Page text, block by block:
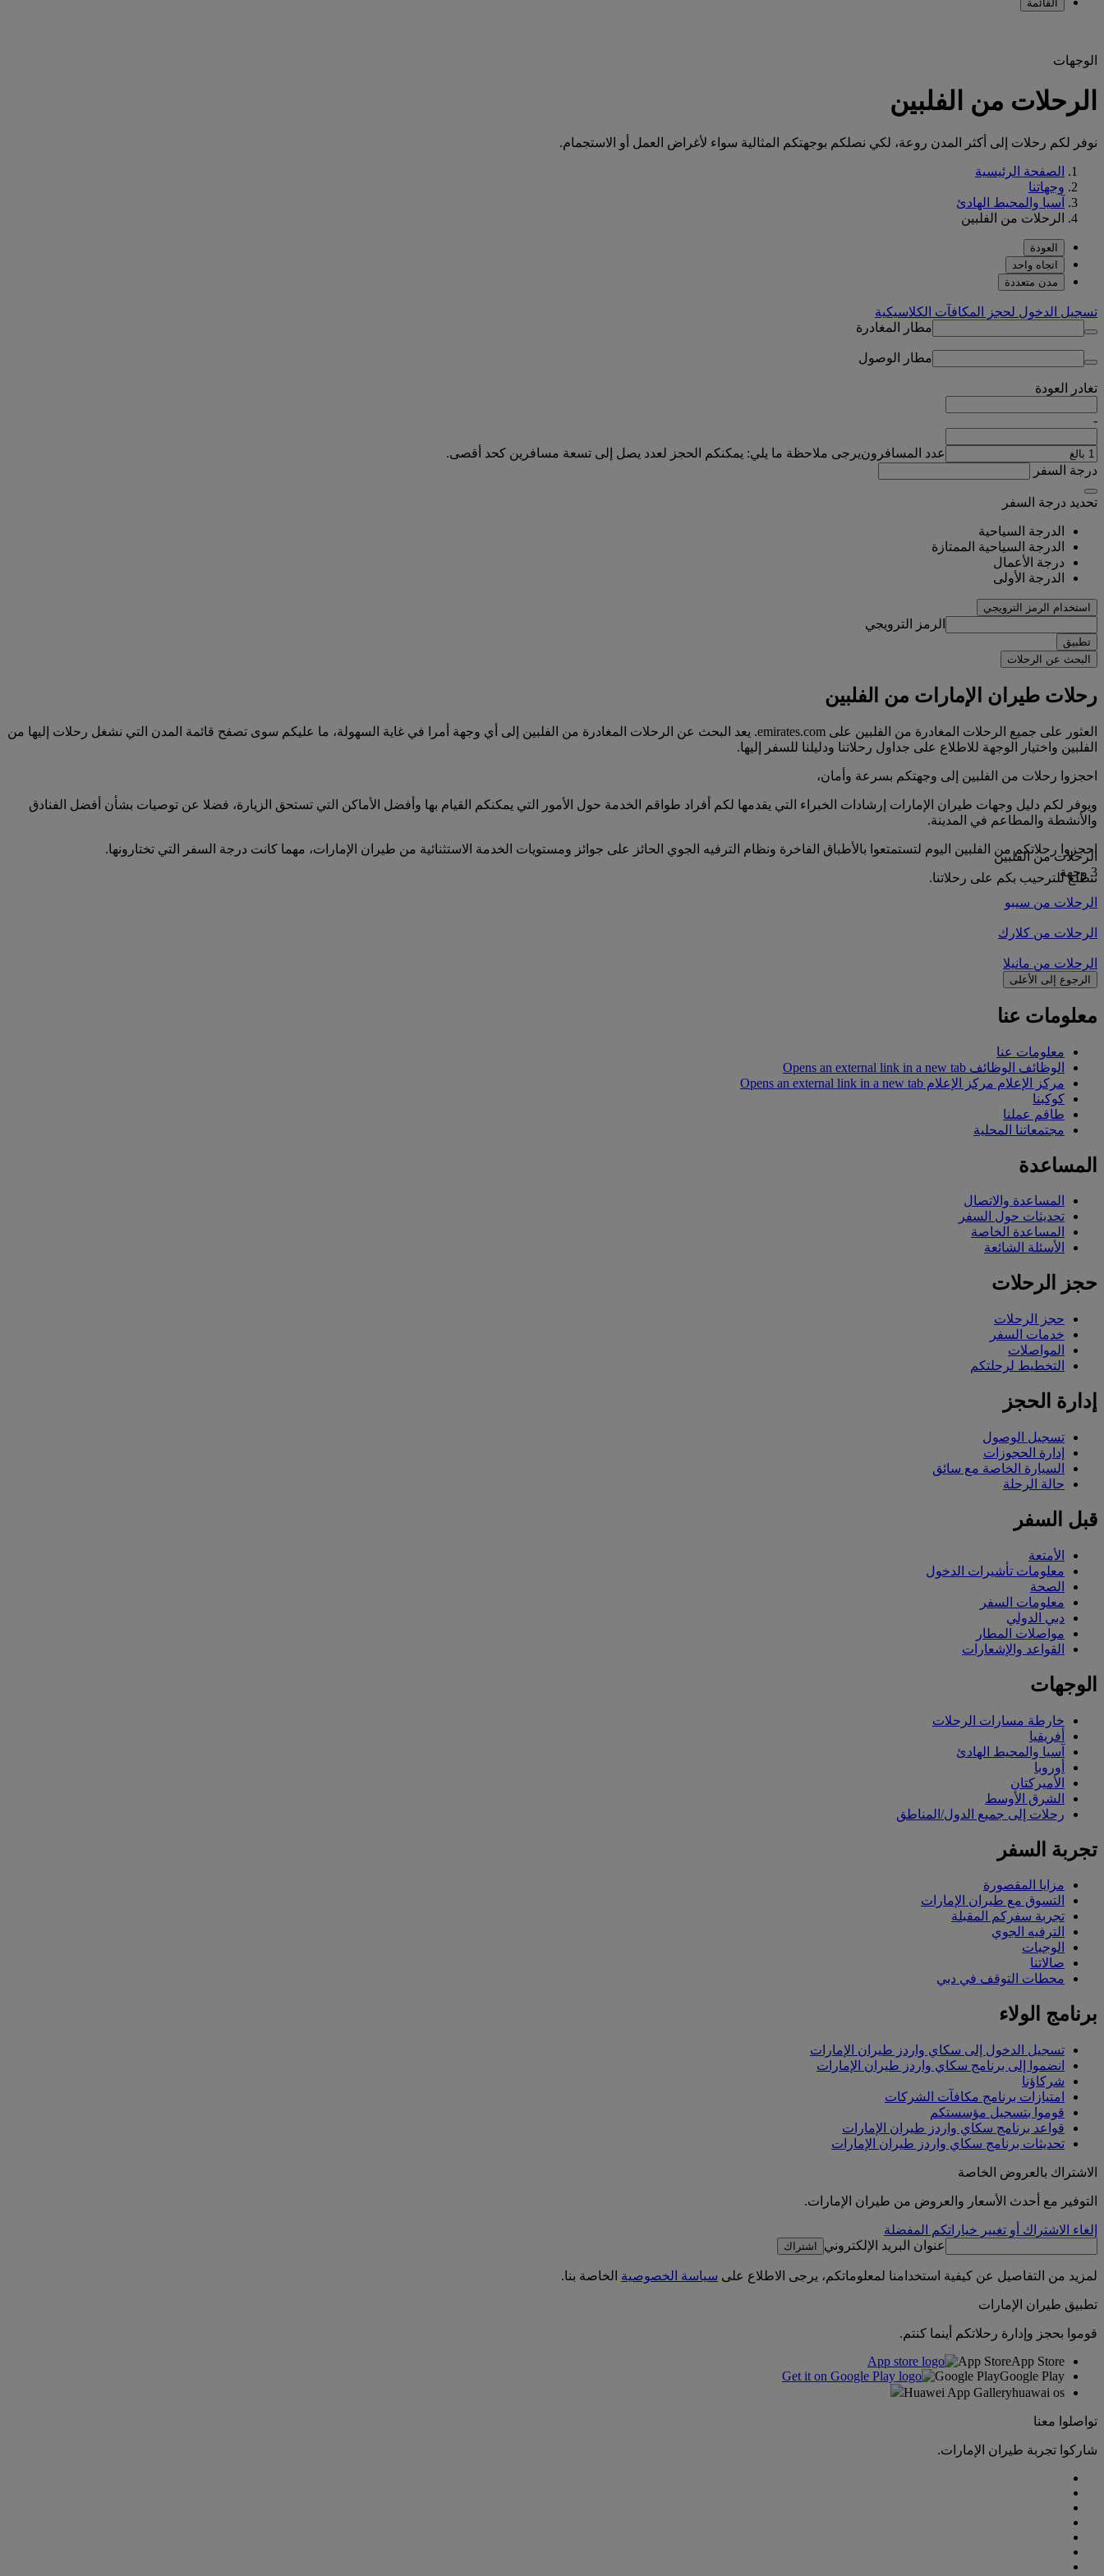
القائمة
الوجهات
الرحلات من الفلبين
نوفر لكم رحلات إلى أكثر المدن روعة، لكي نصلكم بوجهتكم المثالية سواء لأغراض العمل أو الاستجمام.
الصفحة الرئيسية
وجهاتنا
آسيا والمحيط الهادئ
الرحلات من الفلبين
العودة
اتجاه واحد
مدن متعددة
تسجيل الدخول لحجز المكافآت الكلاسيكية
مطار المغادرة
مطار الوصول
تغادر العودة
-
عدد المسافرونيرجى ملاحظة ما يلي: يمكنكم الحجز لعدد يصل إلى تسعة مسافرين كحد أقصى.
درجة السفر
تحديد درجة السفر
الدرجة السياحية
الدرجة السياحية الممتازة
درجة الأعمال
الدرجة الأولى
استخدام الرمز الترويجي
الرمز الترويجي
تطبيق
البحث عن الرحلات
رحلات طيران الإمارات من الفلبين
العثور على جميع الرحلات المغادرة من الفلبين على emirates.com. يعد البحث عن الرحلات المغادرة من الفلبين إلى أي وجهة أمرا في غاية السهولة، ما عليكم سوى تصفح قائمة المدن التي نشغل رحلات إليها من
الفلبين واختيار الوجهة للاطلاع على جداول رحلاتنا ودليلنا للسفر إليها.
احجزوا رحلات من الفلبين إلى وجهتكم بسرعة وأمان،
ويوفر لكم دليل وجهات طيران الإمارات إرشادات الخبراء التي يقدمها لكم أفراد طواقم الخدمة حول الأمور التي يمكنكم القيام بها وأفضل الأماكن التي تستحق الزيارة، فضلا عن توصيات بشأن أفضل الفنادق
والأنشطة والمطاعم في المدينة.
احجزوا رحلاتكم من الفلبين اليوم لتستمتعوا بالأطباق الفاخرة ونظام الترفيه الجوي الحائز على جوائز ومستويات الخدمة الاستثنائية من طيران الإمارات، مهما كانت درجة السفر التي تختارونها.
نتطلع للترحيب بكم على رحلاتنا.
الرحلات من الفلبين
3 وجهة
الرحلات من سيبو
الرحلات من كلارك
الرحلات من مانيلا
الرجوع إلى الأعلى
معلومات عنا
معلومات عنا
الوظائف الوظائف Opens an external link in a new tab
مركز الإعلام مركز الإعلام Opens an external link in a new tab
كوكبنا
طاقم عملنا
مجتمعاتنا المحلية
المساعدة
المساعدة والاتصال
تحديثات حول السفر
المساعدة الخاصة
الأسئلة الشائعة
حجز الرحلات
حجز الرحلات
خدمات السفر
المواصلات
التخطيط لرحلتكم
إدارة الحجز
تسجيل الوصول
إدارة الحجوزات
السيارة الخاصة مع سائق
حالة الرحلة
قبل السفر
الأمتعة
معلومات تأشيرات الدخول
الصحة
معلومات السفر
دبي الدولي
مواصلات المطار
القواعد والإشعارات
الوجهات
خارطة مسارات الرحلات
أفريقيا
آسيا والمحيط الهادئ
أوروبا
الأميركتان
الشرق الأوسط
رحلات إلى جميع الدول/المناطق
تجربة السفر
مزايا المقصورة
التسوق مع طيران الإمارات
تجربة سفركم المقبلة
الترفيه الجوي
الوجبات
صالاتنا
محطات التوقف في دبي
برنامج الولاء
تسجيل الدخول إلى سكاي واردز طيران الإمارات
انضموا إلى برنامج سكاي واردز طيران الإمارات
شركاؤنا
امتيازات برنامج مكافآت الشركات
قوموا بتسجيل مؤسستكم
قواعد برنامج سكاي واردز طيران الإمارات
تحديثات برنامج سكاي واردز طيران الإمارات
الاشتراك بالعروض الخاصة
التوفير مع أحدث الأسعار والعروض من طيران الإمارات.
إلغاء الاشتراك أو تغيير خياراتكم المفضلة
عنوان البريد الإلكتروني
اشتراك
لمزيد من التفاصيل عن كيفية استخدامنا لمعلوماتكم، يرجى الاطلاع على سياسة الخصوصية الخاصة بنا.
تطبيق طيران الإمارات
قوموا بحجز وإدارة رحلاتكم أينما كنتم.
App StoreApp Store
Google PlayGoogle Play
Huawei App Galleryhuawai os
تواصلوا معنا
شاركوا تجربة طيران الإمارات.